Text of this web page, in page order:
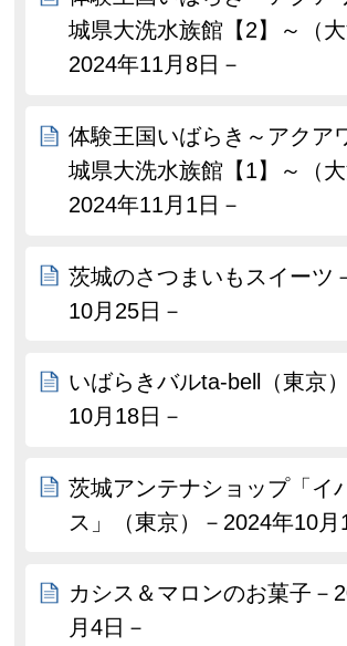
城県大洗水族館【2】～（
2024年11月8日－
体験王国いばらき～アクア
城県大洗水族館【1】～（
2024年11月1日－
茨城のさつまいもスイーツ
10月25日－
いばらきバルta-bell（東京
10月18日－
茨城アンテナショップ「イ
ス」（東京）－2024年10月
カシス＆マロンのお菓子－
月4日－